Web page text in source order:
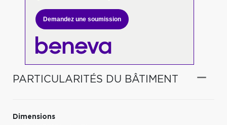
Demandez une soumission
PARTICULARITÉS DU BÂTIMENT
Dimensions